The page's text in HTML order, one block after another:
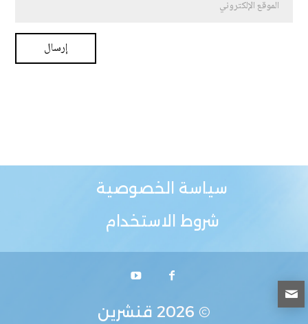
سياسة الخصوصية
شروط الاستخدام
© 2026 قنشرين